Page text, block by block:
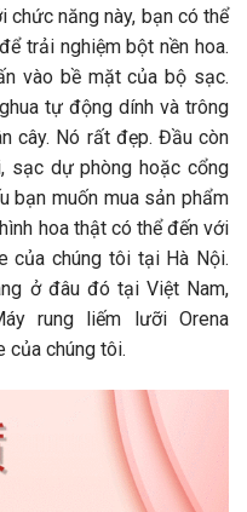
chức năng này, bạn có thể
trải nghiệm bột nền hoa.
vào bề mặt của bộ sạc.
tự động dính và trông
cây. Nó rất đẹp. Đầu còn
sạc dự phòng hoặc cổng
bạn muốn mua sản phẩm
hoa thật có thể đến với
của chúng tôi tại Hà Nội.
ở đâu đó tại Việt Nam,
rung liếm lưỡi Orena
của chúng tôi.